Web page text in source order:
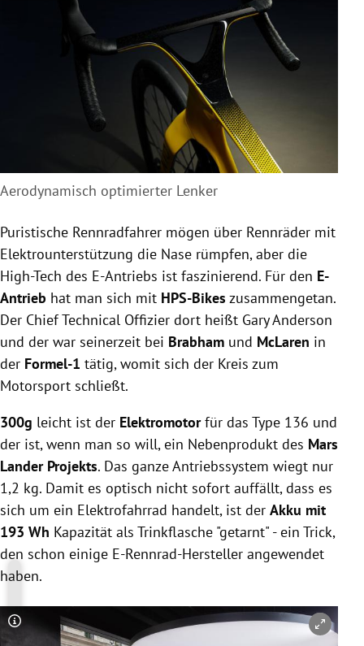
Aerodynamisch optimierter Lenker
Puristische Rennradfahrer mögen über Rennräder mit
Elektrounterstützung die Nase rümpfen, aber die
High-Tech des E-Antriebs ist faszinierend. Für den E-
Antrieb hat man sich mit HPS-Bikes zusammengetan.
Der Chief Technical Offizier dort heißt Gary Anderson
und der war seinerzeit bei Brabham und McLaren in
der Formel-1 tätig, womit sich der Kreis zum
Motorsport schließt.
300g leicht ist der Elektromotorfür das Type 136 und
der ist, wenn man so will, ein Nebenprodukt des Mars
Lander Projekts. Das ganze Antriebssystem wiegt nur
1,2 kg. Damit es optisch nicht sofort auffällt, dass es
sich um ein Elektrofahrrad handelt, ist der Akku mit
193 Wh Kapazität als Trinkflasche "getarnt" - ein Trick,
den schon einige E-Rennrad-Hersteller angewendet
haben.
Copyright-Hinweis öffnen/schließen